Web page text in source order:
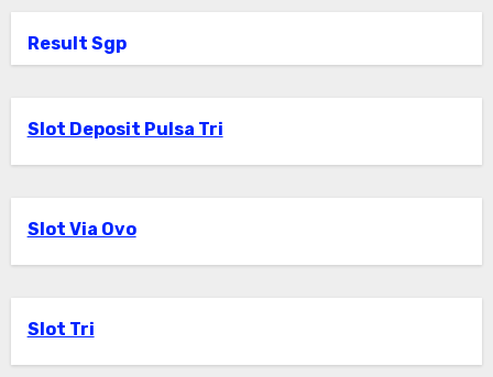
Result Sgp
Slot Deposit Pulsa Tri
Slot Via Ovo
Slot Tri